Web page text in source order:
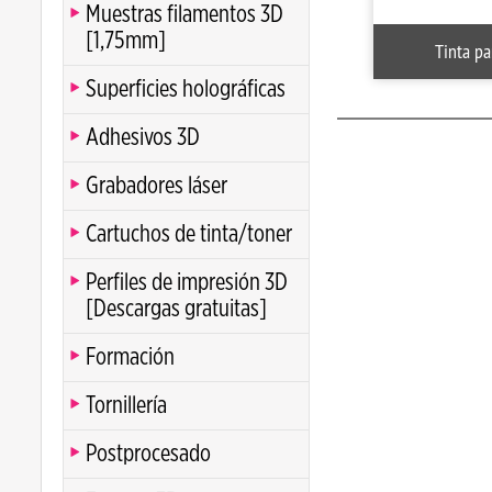
Muestras filamentos 3D
[1,75mm]
Superficies holográficas
Adhesivos 3D
Grabadores láser
Cartuchos de tinta/toner
Perfiles de impresión 3D
[Descargas gratuitas]
Formación
Tornillería
Postprocesado
Tinta